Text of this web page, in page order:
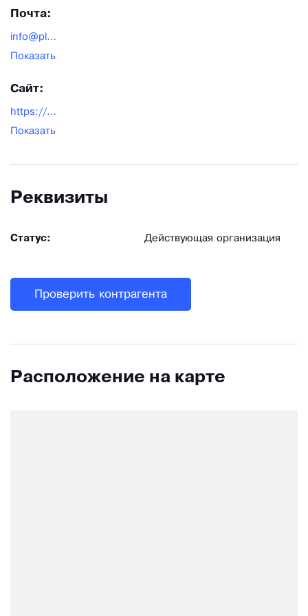
арматуры.
Почта:
info@plastfix.ru
Показать
Сайт:
https://plastfix.ru/
Показать
Реквизиты
Статус: Действующая организация
Проверить контрагента
Расположение на карте